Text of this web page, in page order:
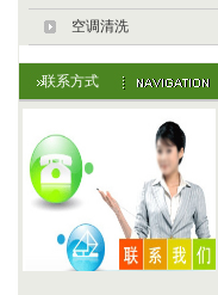
空调清洗
联系方式